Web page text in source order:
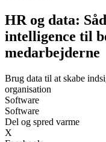
HR og data:
intelligence til
medarbejderne
Brug data til at skabe
organisation
Software
Software
Del og spred varme
X